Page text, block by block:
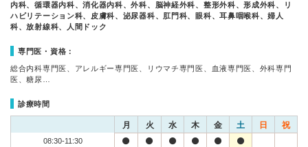
内科、循環器内科、消化器内科、外科、脳神経外科、整形外科、形成外科、リ
ハビリテーション科、皮膚科、泌尿器科、肛門科、眼科、耳鼻咽喉科、婦人
科、放射線科、人間ドック
専門医・資格：
総合内科専門医、アレルギー専門医、リウマチ専門医、血液専門医、外科専門
医、糖尿…
診療時間
月 火 水 木 金 土 日 祝
08:30-11:30